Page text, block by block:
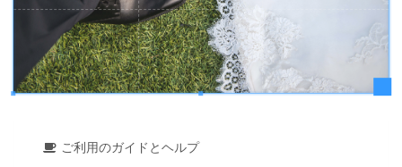
ご利用のガイドとヘルプ